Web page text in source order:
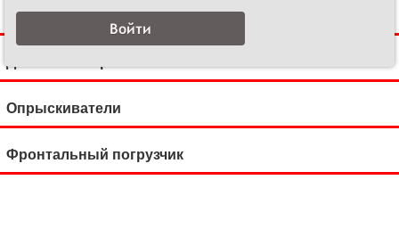
Культиваторы сплошной обработки
Опрыскиватели
Фронтальный погрузчик